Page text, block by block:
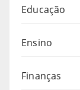
Educação
Ensino
Finanças